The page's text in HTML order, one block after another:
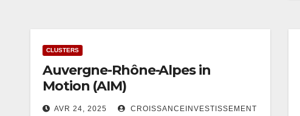
CLUSTERS
Auvergne-Rhône-Alpes in
Motion (AIM)
AVR 24, 2025 CROISSANCEINVESTISSEMENT